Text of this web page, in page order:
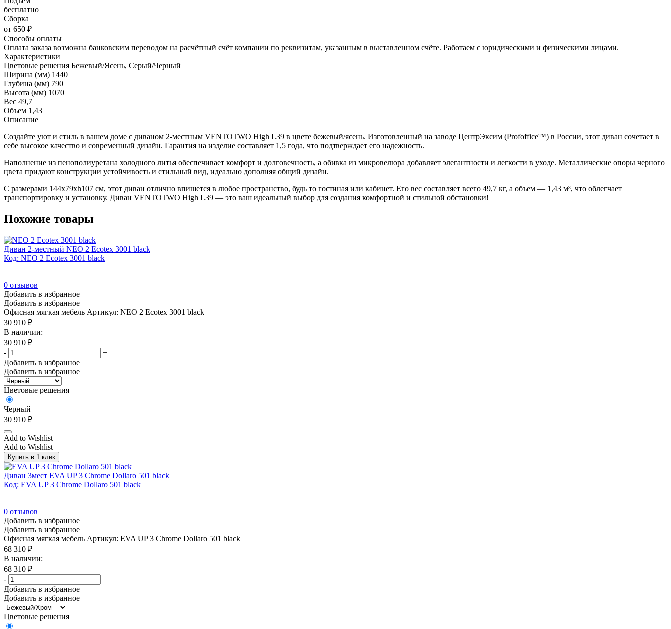
бесплатно
Сборка
от 650 ₽
Способы оплаты
Оплата заказа возможна банковским переводом на расчётный счёт компании по реквизитам, указанным в выставленном счёте. Работаем с юридическими и физическими лицами.
Характеристики
Цветовые решения Бежевый/Ясень, Серый/Черный
Ширина (мм) 1440
Глубина (мм) 790
Высота (мм) 1070
Вес 49,7
Объем 1,43
Описание
Создайте уют и стиль в вашем доме с диваном 2-местным VENTOTWO High L39 в цвете бежевый/ясень. Изготовленный на заводе ЦентрЭксим (Profoffice™) в России, этот диван сочетает в
себе высокое качество и современный дизайн. Гарантия на изделие составляет 1,5 года, что подтверждает его надежность.
Наполнение из пенополиуретана холодного литья обеспечивает комфорт и долговечность, а обивка из микровелюра добавляет элегантности и легкости в уходе. Металлические опоры черного
цвета придают конструкции устойчивость и стильный вид, идеально дополняя общий дизайн.
С размерами 144x79xh107 см, этот диван отлично впишется в любое пространство, будь то гостиная или кабинет. Его вес составляет всего 49,7 кг, а объем — 1,43 м³, что облегчает
транспортировку и установку. Диван VENTOTWO High L39 — это ваш идеальный выбор для создания комфортной и стильной обстановки!
Похожие товары
Диван 2-местный NEO 2 Ecotex 3001 black
Код: NEO 2 Ecotex 3001 black
0 отзывов
Добавить в избранное
Добавить в избранное
Офисная мягкая мебель Артикул: NEO 2 Ecotex 3001 black
30 910 ₽
В наличии:
30 910 ₽
-
+
Добавить в избранное
Добавить в избранное
Цветовые решения
Черный
30 910 ₽
Add to Wishlist
Add to Wishlist
Купить в 1 клик
Диван 3мест EVA UP 3 Chrome Dollaro 501 black
Код: EVA UP 3 Chrome Dollaro 501 black
0 отзывов
Добавить в избранное
Добавить в избранное
Офисная мягкая мебель Артикул: EVA UP 3 Chrome Dollaro 501 black
68 310 ₽
В наличии:
68 310 ₽
-
+
Добавить в избранное
Добавить в избранное
Цветовые решения